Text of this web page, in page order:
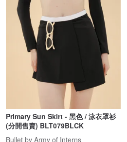
Primary Sun Skirt - 黑色 / 泳衣罩衫
(分開售賣) BLT079BLCK
Bullet by Army of Interns